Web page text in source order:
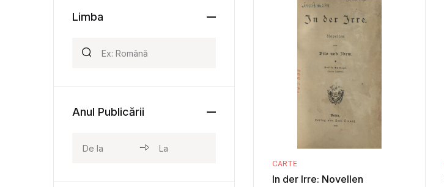
CARTE
In der Irre: Novellen
Limba
Anul Publicării